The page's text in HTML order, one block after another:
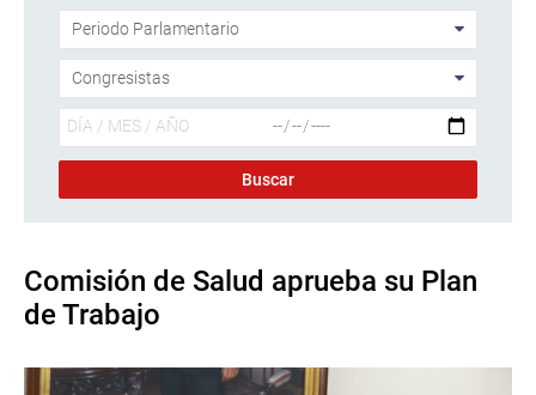
Comisión de Salud aprueba su Plan
de Trabajo